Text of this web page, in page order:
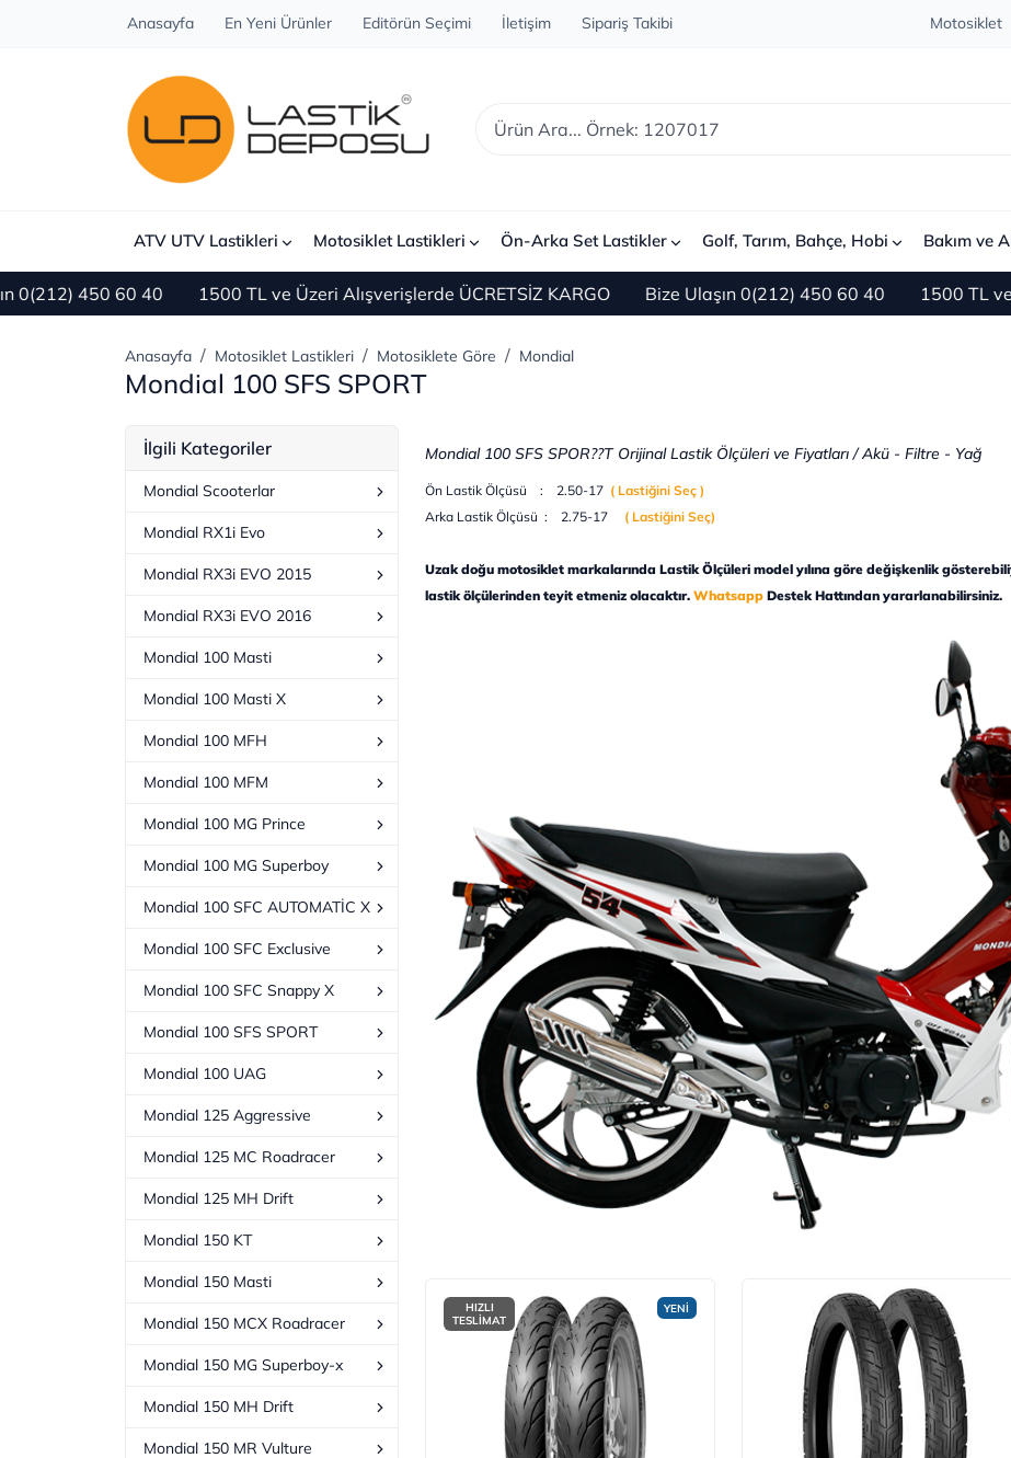
Anasayfa En Yeni Ürünler Editörün Seçimi İletişim Sipariş Takibi Motosiklet
ATV UTV Lastikleri Motosiklet Lastikleri Ön-Arka Set Lastikler Golf, Tarım, Bahçe, Hobi Bakım ve
60 40 1500 TL ve Üzeri Alışverişlerde ÜCRETSİZ KARGO Bize Ulaşın 0(212) 450 60 40 1500 TL ve Üzeri
Anasayfa Motosiklet Lastikleri Motosiklete Göre Mondial
Mondial 100 SFS SPORT
İlgili Kategoriler
Mondial Scooterlar
Mondial RX1i Evo
Mondial RX3i EVO 2015
Mondial RX3i EVO 2016
Mondial 100 Masti
Mondial 100 Masti X
Mondial 100 MFH
Mondial 100 MFM
Mondial 100 MG Prince
Mondial 100 MG Superboy
Mondial 100 SFC AUTOMATİC X
Mondial 100 SFC Exclusive
Mondial 100 SFC Snappy X
Mondial 100 SFS SPORT
Mondial 100 UAG
Mondial 125 Aggressive
Mondial 125 MC Roadracer
Mondial 125 MH Drift
Mondial 150 KT
Mondial 150 Masti
Mondial 150 MCX Roadracer
Mondial 150 MG Superboy-x
Mondial 150 MH Drift
Mondial 150 MR Vulture
Mondial 100 SFS SPOR??T Orijinal Lastik Ölçüleri ve Fiyatları / Akü - Filtre - Yağ
Ön Lastik Ölçüsü : 2.50-17 ( Lastiğini Seç )
Arka Lastik Ölçüsü : 2.75-17
( Lastiğini Seç)
Uzak doğu motosiklet markalarında Lastik Ölçüleri model yılına göre değişkenlik
lastik ölçülerinden teyit etmeniz olacaktır. Whatsapp Destek Hattından yararlanabilirsiniz.
YENİ
HIZLI
TESLİMAT